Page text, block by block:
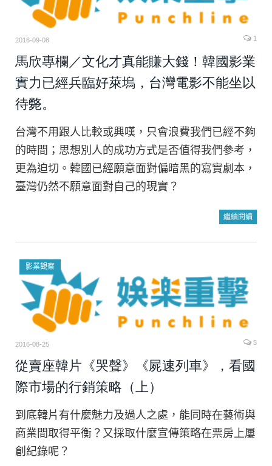
2016-09-08 1
馬欣專欄／文化才真能賺大錢！韓國影業
實力已經兵臨好萊塢，台灣電影不能坐以
待斃。
台灣不用跟人比較或興嘆，只會浪費我們已經不夠
的時間；思想別人的成功方式是否值得我們參考，
更為迫切。韓國已經願意面對偏暗黑的寫實劇本，
臺灣仍然不願意面對自己的現實？
繼續閱讀
影業觀察
2016-08-25 5
從賣座韓片《哭聲》《屍速列車》，看國
際市場的行銷策略（上）
到底韓片有什麼魅力及過人之處，能同時在藝術與
商業間取得平衡？又採取什麼宣傳策略在票房上屢
創紀錄呢？